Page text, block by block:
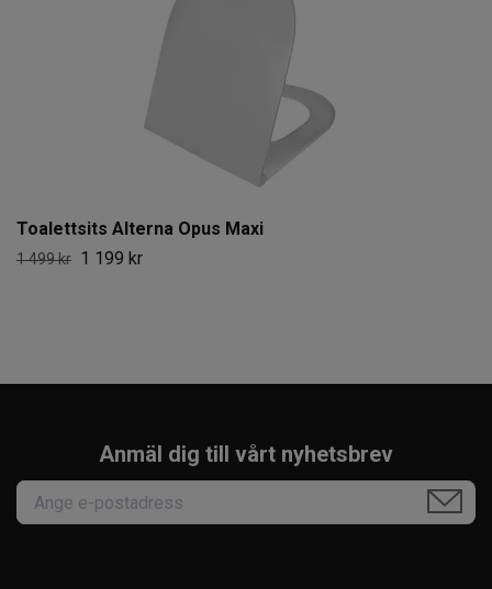
Toalettsits Alterna Opus Maxi
1 499 kr 1 199 kr
Anmäl dig till vårt nyhetsbrev